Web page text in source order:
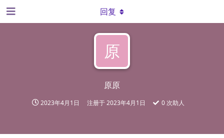
原
原原
2023年4月1日 注册于2023年4月1日 0 次助人
回复